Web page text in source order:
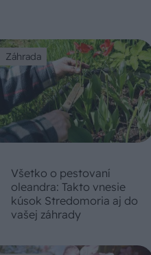
Záhrada
Všetko o pestovaní
oleandra: Takto vnesie
kúsok Stredomoria aj do
vašej záhrady